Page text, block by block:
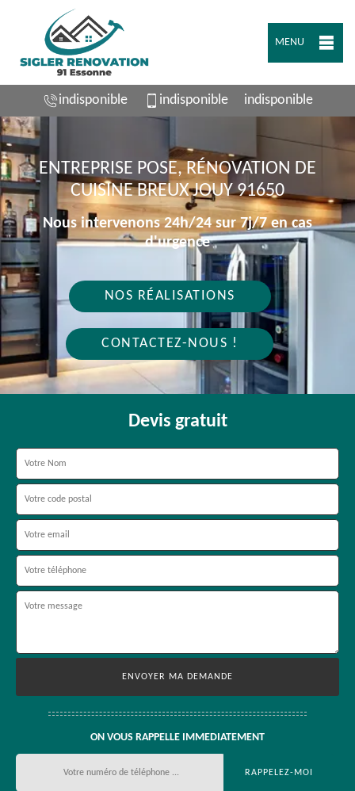
MENU
indisponible indisponible indisponible
ENTREPRISE POSE, RÉNOVATION DE
CUISINE BREUX JOUY 91650
Nous intervenons 24h/24 sur 7j/7 en cas
d'urgence
NOS RÉALISATIONS
CONTACTEZ-NOUS !
Devis gratuit
ON VOUS RAPPELLE IMMEDIATEMENT